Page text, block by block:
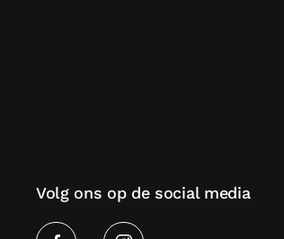
Volg ons op de social media